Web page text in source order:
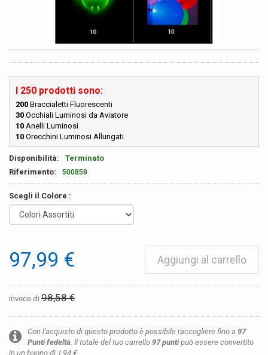
I 250 prodotti sono:
200 Braccialetti Fluorescenti
30 Occhiali Luminosi da Aviatore
10 Anelli Luminosi
10 Orecchini Luminosi Allungati
Disponibilità:
Terminato
Riferimento:
500859
Scegli il Colore :
97,99 € Aggiungi al carrello
invece di 98,58 €
Con l'acquisto di questo prodotto è possibile raccogliere fino a 97
Punti fedeltà. Il totale del tuo carrello 97puntipuò essere convertito
in un buono di 1,94 €.